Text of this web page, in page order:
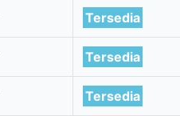
Tersedia
Tersedia
Tersedia